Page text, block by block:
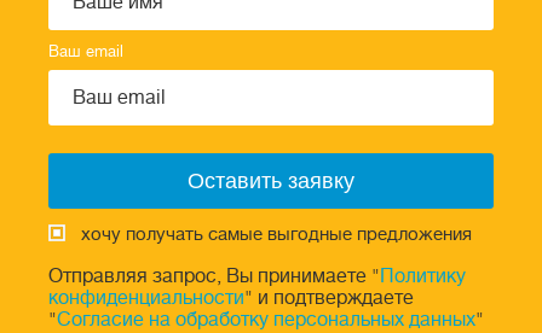
Ваш email
хочу получать самые выгодные предложения
Отправляя запрос, Вы принимаете " Политику
конфиденциальности" и подтверждаете
"Согласие на обработку персональных данных"